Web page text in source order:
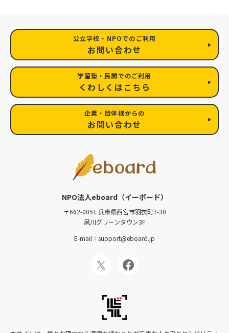
公立学校・NPOでのご利用
お問い合わせ
学習塾・民間でのご利用
くわしくはこちら
企業・団体様からの
お問い合わせ
NPO法人eboard（イーボード）
〒662-0051 兵庫県西宮市羽衣町7-30
夙川グリーンタウン3F
E-mail：support@eboard.jp